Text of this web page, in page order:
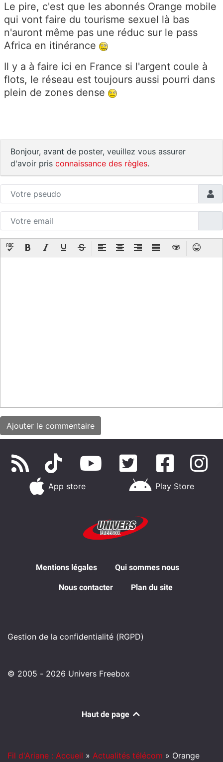
Le pire, c'est que les abonnés Orange mobile
qui vont faire du tourisme sexuel là bas
n'auront même pas une réduc sur le pass
Africa en itinérance
Il y a à faire ici en France si l'argent coule à
flots, le réseau est toujours aussi pourri dans
plein de zones dense
Bonjour, avant de poster, veuillez vous assurer
d'avoir pris connaissance des règles.
App store Play Store
Mentions légales Qui sommes nous
Nous contacter Plan du site
Gestion de la confidentialité (RGPD)
© 2005 - 2026 Univers Freebox
Haut de page
Fil d'Ariane : Accueil » Actualités télécom » Orange